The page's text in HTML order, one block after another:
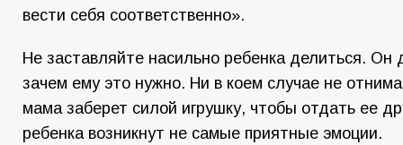
вести себя соответственно».
Не заставляйте насильно ребенка делиться. Он
зачем ему это нужно. Ни в коем случае не
мама заберет силой игрушку, чтобы отдать ее
ребенка возникнут не самые приятные эмоции.